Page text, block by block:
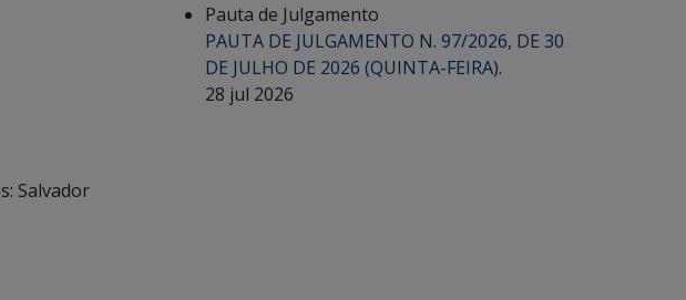
Salvador
Pauta de Julgamento
PAUTA DE JULGAMENTO N. 97/2026, DE 30
DE JULHO DE 2026 (QUINTA-FEIRA).
28 jul 2026